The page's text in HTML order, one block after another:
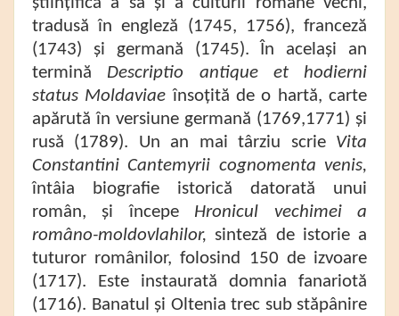
tradusă în engleză (1745, 1756), franceză
(1743) și germană (1745). În același an
termină Descriptio antique et hodierni
status Moldaviaeînsoțită de o hartă, carte
apărută în versiune germană (1769,1771) și
rusă (1789). Un an mai târziu scrie Vita
Constantini Cantemyrii cognomenta venis,
întâia biografie istorică datorată unui
român, și începe Hronicul vechimei a
româno-moldovlahilor, sinteză de istorie a
tuturor românilor, folosind 150 de izvoare
(1717). Este instaurată domnia fanariotă
(1716). Banatul și Oltenia trec sub stăpânire